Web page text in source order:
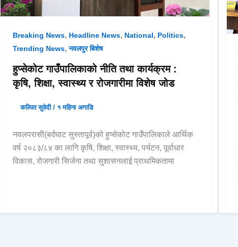
Breaking News, Headline News, National, Politics,
Trending News,नवलपुर बिशेष
हुप्सेकोट गाउँपालिकाको नीति तथा कार्यक्रम :
कृषि, शिक्षा, स्वास्थ्य र रोजगारीमा विशेष जोड
कल्पित सुवेदी / १ महिना अगाडि
नवलपरासी(बर्दघाट सुस्तापूर्व)को हुप्सेकोट गाउँपालिकाले आर्थिक
वर्ष २०८३/८४ का लागि कृषि, शिक्षा, स्वास्थ्य, पर्यटन, पूर्वाधार
विकास, रोजगारी सिर्जना तथा सुशासनलाई प्राथमिकतामा